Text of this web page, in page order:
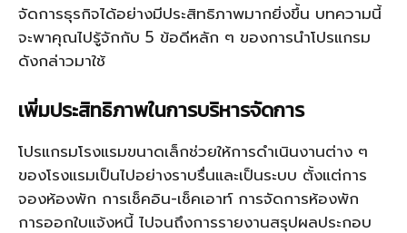
จัดการธุรกิจได้อย่างมีประสิทธิภาพมากยิ่งขึ้น บทความนี้
จะพาคุณไปรู้จักกับ 5 ข้อดีหลัก ๆ ของการนำโปรแกรม
ดังกล่าวมาใช้
เพิ่มประสิทธิภาพในการบริหารจัดการ
โปรแกรมโรงแรมขนาดเล็กช่วยให้การดำเนินงานต่าง ๆ
ของโรงแรมเป็นไปอย่างราบรื่นและเป็นระบบ ตั้งแต่การ
จองห้องพัก การเช็คอิน-เช็คเอาท์ การจัดการห้องพัก
การออกใบแจ้งหนี้ ไปจนถึงการรายงานสรุปผลประกอบ